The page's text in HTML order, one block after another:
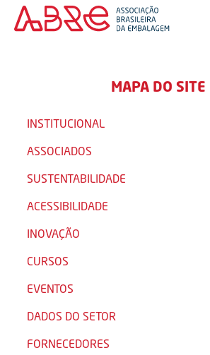
MAPA DO SITE
INSTITUCIONAL
ASSOCIADOS
SUSTENTABILIDADE
ACESSIBILIDADE
INOVAÇÃO
CURSOS
EVENTOS
DADOS DO SETOR
FORNECEDORES